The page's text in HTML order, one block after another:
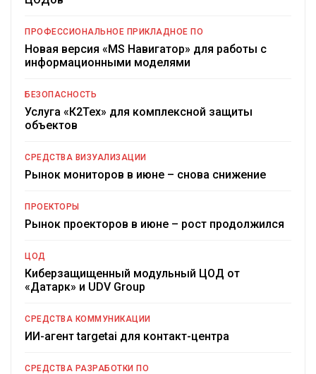
ПРОФЕССИОНАЛЬНОЕ ПРИКЛАДНОЕ ПО
Новая версия «MS Навигатор» для работы с
информационными моделями
БЕЗОПАСНОСТЬ
Услуга «К2Тех» для комплексной защиты
объектов
СРЕДСТВА ВИЗУАЛИЗАЦИИ
Рынок мониторов в июне – снова снижение
ПРОЕКТОРЫ
Рынок проекторов в июне – рост продолжился
ЦОД
Киберзащищенный модульный ЦОД от
«Датарк» и UDV Group
СРЕДСТВА КОММУНИКАЦИИ
ИИ-агент targetai для контакт-центра
СРЕДСТВА РАЗРАБОТКИ ПО